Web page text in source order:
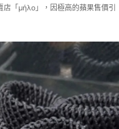
「μήλο」，因極高的蘋果售價引